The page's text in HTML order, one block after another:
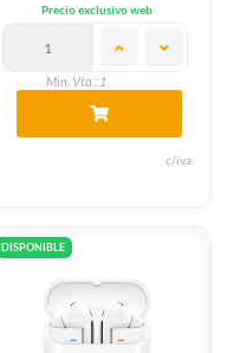
Precio exclusivo web
Min. Vta.: 1
c/iva
DISPONIBLE